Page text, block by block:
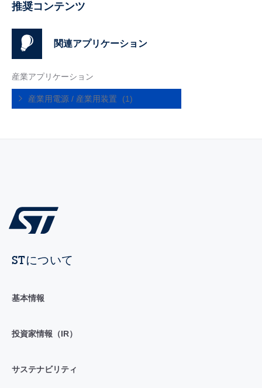
推奨コンテンツ
関連アプリケーション
産業アプリケーション
産業用電源 / 産業用装置 (1)
STについて
基本情報
投資家情報（IR）
サステナビリティ